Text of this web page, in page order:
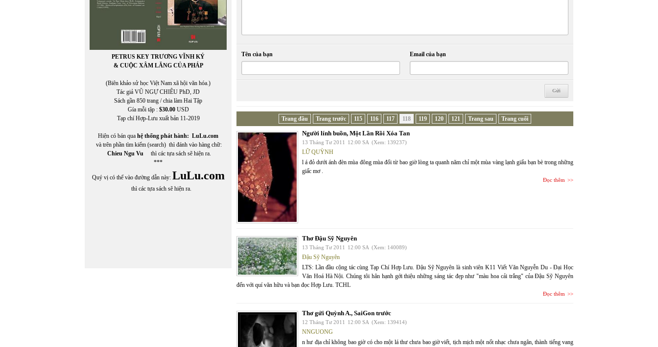
PETRUS KEY TRƯƠNG VĨNH KÝ
& CUỘC XÂM LĂNG CỦA PHÁP
(Biên khảo sử học Việt Nam xã hội văn hóa.)
Tác giả VŨ NGỰ CHIÊU PhD, JD
Sách gần 850 trang / chia làm Hai Tập
Gía mỗi tập : $30.00USD
Tạp chí Hợp-Lưu xuất bản 11-2019
Hiện có bán qua hệ thống phát hành: LuLu.com
và trên phần tìm kiếm (search) thì đánh vào hàng chữ:
Chieu Ngu Vu thì các tựa sách sẽ hiện ra.
***
Quý vị có thể vào đường dẫn này: LuLu.com
thì các tựa sách sẽ hiện ra.
Tên của bạn Email của bạn
Trang đầu Trang trước 115 116 117 118 119 120 121 Trang sau Trang cuối
Người lính buồn, Một Lần Rồi Xóa Tan
13 Tháng Tư 2011 12:00 SA (Xem: 139237)
LỮ QUỲNH
l á đỏ dưới ánh đèn mùa đông mùa đổi từ bao giờ lòng ta quanh năm chỉ một mùa vàng lạnh giấu bạn bè trong những
giấc mơ .
Đọc thêm
Thơ Đậu Sỹ Nguyên
13 Tháng Tư 2011 12:00 SA (Xem: 140089)
Đậu Sỹ Nguyên
LTS: Lần đầu cộng tác cùng Tạp Chí Hợp Lưu. Đậu Sỹ Nguyên là sinh viên K11 Viết Văn Nguyễn Du - Đại Học
Văn Hoá Hà Nội. Chúng tôi hân hạnh gới thiệu những sáng tác đẹp như "màu hoa cải trắng" của Đậu Sỹ Nguyên
đến với quí văn hữu và bạn đọc Hợp Lưu. TCHL
Đọc thêm
Thơ gửi Quỳnh A., SaiGon trước
12 Tháng Tư 2011 12:00 SA (Xem: 139414)
NNGUONG
n hư địa chỉ không bao giờ có cho một lá thư chưa bao giờ viết, tịch mịch một nốt nhạc chưa ngân, thành tiếng vang